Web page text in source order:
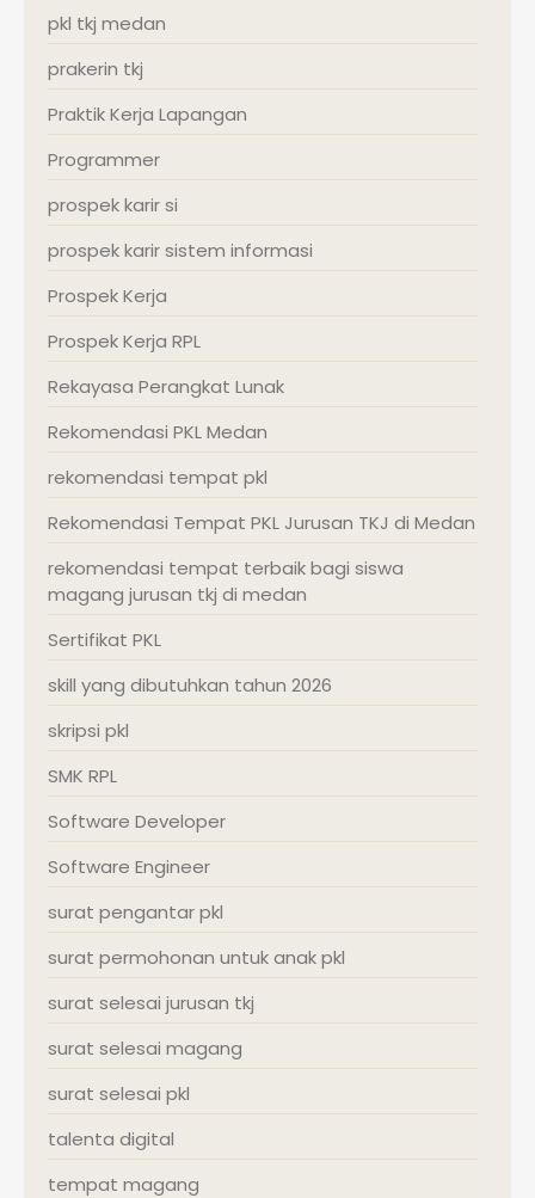
pkl tkj medan
prakerin tkj
Praktik Kerja Lapangan
Programmer
prospek karir si
prospek karir sistem informasi
Prospek Kerja
Prospek Kerja RPL
Rekayasa Perangkat Lunak
Rekomendasi PKL Medan
rekomendasi tempat pkl
Rekomendasi Tempat PKL Jurusan TKJ di Medan
rekomendasi tempat terbaik bagi siswa
magang jurusan tkj di medan
Sertifikat PKL
skill yang dibutuhkan tahun 2026
skripsi pkl
SMK RPL
Software Developer
Software Engineer
surat pengantar pkl
surat permohonan untuk anak pkl
surat selesai jurusan tkj
surat selesai magang
surat selesai pkl
talenta digital
tempat magang